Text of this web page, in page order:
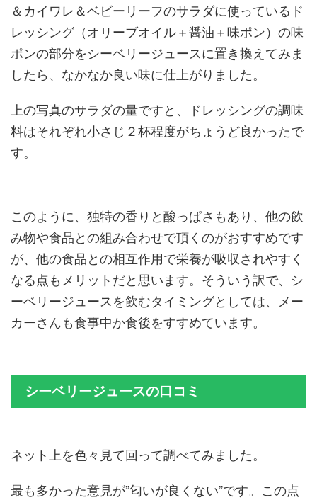
＆カイワレ＆ベビーリーフのサラダに使っているド
レッシング（オリーブオイル＋醤油＋味ポン）の味
ポンの部分をシーベリージュースに置き換えてみま
したら、なかなか良い味に仕上がりました。
上の写真のサラダの量ですと、ドレッシングの調味
料はそれぞれ小さじ２杯程度がちょうど良かったで
す。
このように、独特の香りと酸っぱさもあり、他の飲
み物や食品との組み合わせで頂くのがおすすめです
が、他の食品との相互作用で栄養が吸収されやすく
なる点もメリットだと思います。そういう訳で、シ
ーベリージュースを飲むタイミングとしては、メー
カーさんも食事中か食後をすすめています。
シーベリージュースの口コミ
ネット上を色々見て回って調べてみました。
最も多かった意見が”匂いが良くない”です。この点